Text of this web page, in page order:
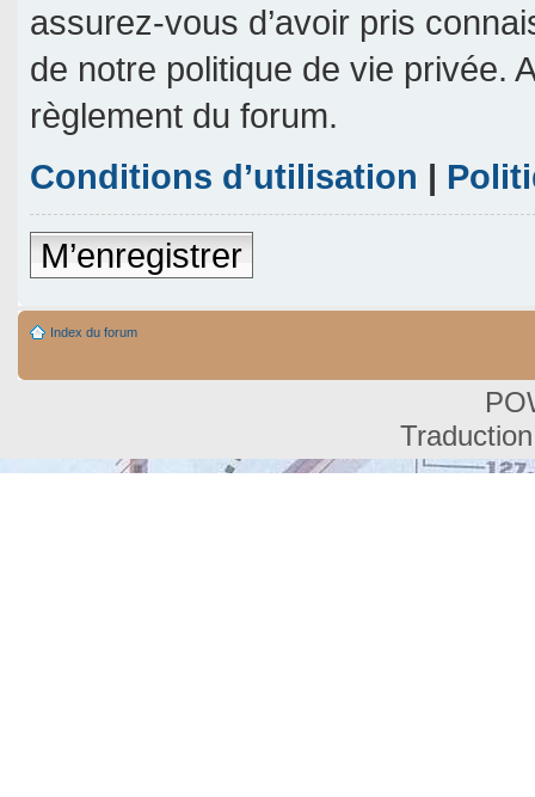
assurez-vous d’avoir pris
de notre politique de vie privée.
règlement du forum.
Conditions d’utilisation |
M’enregistrer
Index du forum